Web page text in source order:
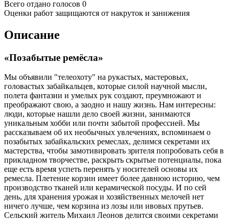
Всего отдано голосов 0
Оценки работ защищаются от накруток и занижения
Описание
«Позабытые ремёсла»
Мы объявили "телеохоту" на рукастых, мастеровых,
головастых забайкальцев, которые силой научной мысли,
полета фантазии и умелых рук создают, преумножают и
преображают свою, а заодно и нашу жизнь. Нам интересны:
люди, которые нашли дело своей жизни, занимаются
уникальным хобби или почти забытой профессией. Мы
рассказываем об их необычных увлечениях, вспоминаем о
позабытых забайкальских ремеслах, делимся секретами их
мастерства, чтобы замотивировать зрителя попробовать себя в
прикладном творчестве, раскрыть скрытые потенциалы, пока
еще есть время успеть перенять у носителей основы их
ремесла. Плетение корзин имеет более давнюю историю, чем
производство тканей или керамической посуды. И по сей
день, для хранения урожая и хозяйственных мелочей нет
ничего лучше, чем корзина из лозы или ивовых прутьев.
Сельский житель Михаил Леонов делится своими секретами